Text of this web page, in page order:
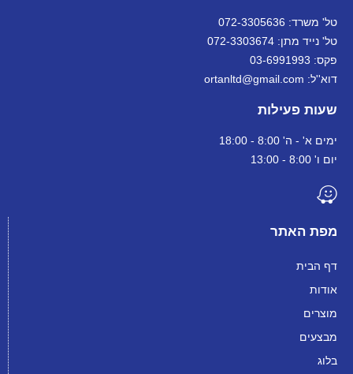
מפת האתר
דף הבית
אודות
מוצרים
מבצעים
בלוג
טל' משרד: 072-3305636
טל' נייד מתן: 072-3303674
פקס: 03-6991993
דוא''ל: ortanltd@gmail.com
שעות פעילות
ימים א' - ה' 8:00 - 18:00
יום ו' 8:00 - 13:00